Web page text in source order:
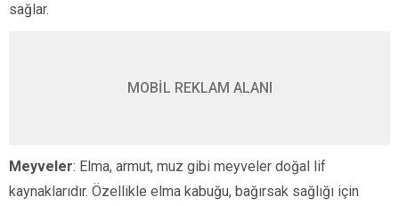
sağlar.
MOBİL REKLAM ALANI
Meyveler: Elma, armut, muz gibi meyveler doğal lif
kaynaklarıdır. Özellikle elma kabuğu, bağırsak sağlığı için